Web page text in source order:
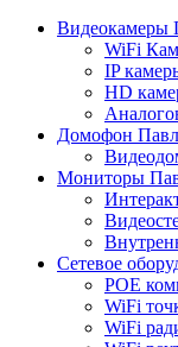
Видеокамеры
WiFi
IP
HD
Домофон
Мониторы
Сетевое
POE
WiFi
WiFi